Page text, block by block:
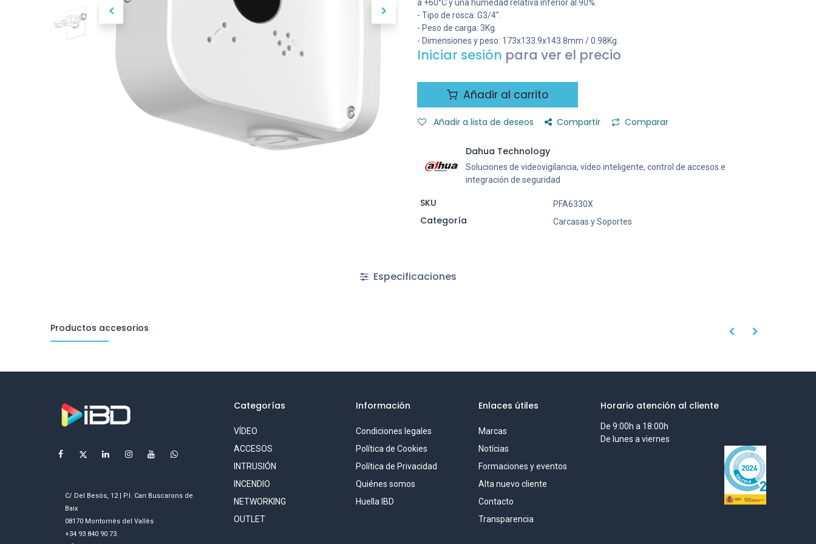
a +60°C y una humedad relativa inferior al 90%.
- Tipo de rosca: G3/4".
- Peso de carga: 3Kg.
- Dimensiones y peso: 173x133.9x143.8mm / 0.98Kg.
Iniciar sesión para ver el precio
Añadir al carrito
Añadir a lista de deseos Compartir Comparar
Dahua Technology
Soluciones de videovigilancia, vídeo inteligente, control de accesos e
integración de seguridad
SKU PFA6330X
Categoría Carcasas y Soportes
Especificaciones
Productos accesorios
C/ Del Besòs, 12 | P.I. Can Buscarons de
Baix
08170 Montornès del Vallès
+34 93 840 90 73
Categorías
VÍDEO
ACCESOS
INTRUSIÓN
INCENDIO
NETWORKING
OUTLET
Información
Condiciones legales
Política de Cookies
Política de Privacidad
Quiénes somos
Huella IBD
Enlaces útiles
Marcas
Notícias
Formaciones y eventos
Alta nuevo cliente
Contacto
Transparencia
Horario atención al cliente
De 9:00h a 18:00h
De lunes a viernes